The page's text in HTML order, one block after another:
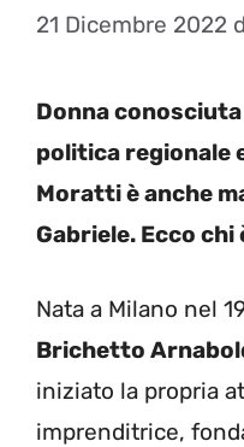
21 Dicembre 2022
Donna
politica regionale
Moratti è anche
Gabriele. Ecco
Nata a Milano nel
Brichetto
iniziato la propria
imprenditrice,